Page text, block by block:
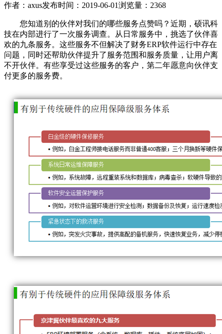
作者：axus发布时间：2019-06-01浏览量：2368
您知道别的伙伴对我们的哪些服务点赞吗？近期，硕讯科
技在内部进行了一次服务调查。从日常服务中，挑选了伙伴喜
欢的九条服务。这些服务不但解决了财务ERP软件运行中存在
问题，同时还帮助伙伴提升了服务范围和服务质量，让用户离
不开伙伴。有些享受过这些服务的客户，第二年愿意向伙伴支
付更多的服务费。